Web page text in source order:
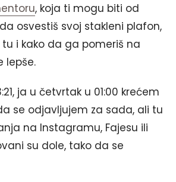
, koja ti mogu biti od
osvestiš svoj stakleni plafon,
i kako da ga pomeriš na
lepše.
ja u četvrtak u 01:00 krećem
se odjavljujem za sada, ali tu
na Instagramu, Fajesu ili
su dole, tako da se